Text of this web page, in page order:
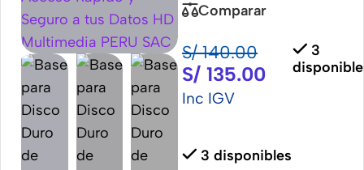
Comparar
S/140.00
S/ 135.00
Inc IGV
3
3 disponibles